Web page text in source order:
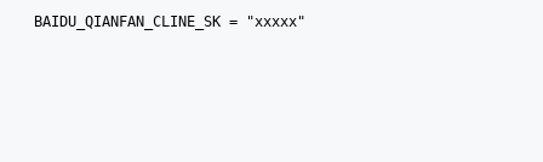
BAIDU_QIANFAN_CLINE_SK = "xxxxx"